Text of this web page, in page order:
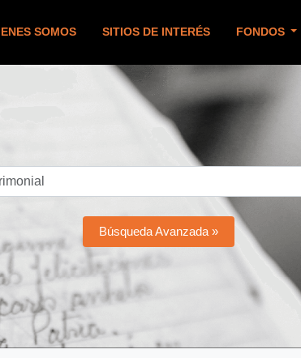
SOMOS SITIOS DE INTERÉS FONDOS
Búsqueda Avanzada »